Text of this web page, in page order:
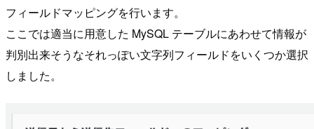
フィールドマッピングを行います。
ここでは適当に用意した MySQL テーブルにあわせて情報が
判別出来そうなそれっぽい文字列フィールドをいくつか選択
しました。